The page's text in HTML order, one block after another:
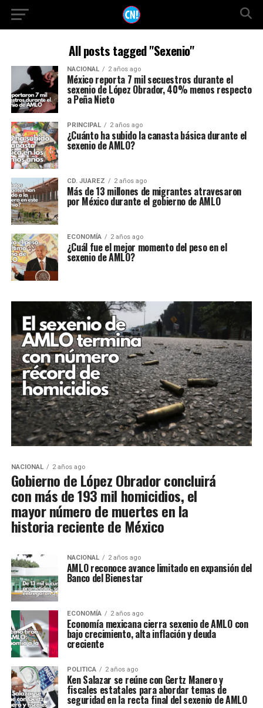
All posts tagged "Sexenio"
NACIONAL 2 años ago
México reporta 7 mil secuestros durante el
sexenio de López Obrador, 40% menos respecto
a Peña Nieto
PRINCIPAL 2 años ago
¿Cuánto ha subido la canasta básica durante el
sexenio de AMLO?
CD. JUAREZ 2 años ago
Más de 13 millones de migrantes atravesaron
por México durante el gobierno de AMLO
ECONOMÍA 2 años ago
¿Cuál fue el mejor momento del peso en el
sexenio de AMLO?
NACIONAL 2 años ago
Gobierno de López Obrador concluirá
con más de 193 mil homicidios, el
mayor número de muertes en la
historia reciente de México
NACIONAL 2 años ago
AMLO reconoce avance limitado en expansión del
Banco del Bienestar
ECONOMÍA 2 años ago
Economía mexicana cierra sexenio de AMLO con
bajo crecimiento, alta inflación y deuda
creciente
POLITICA 2 años ago
Ken Salazar se reúne con Gertz Manero y
fiscales estatales para abordar temas de
seguridad en la recta final del sexenio de AMLO